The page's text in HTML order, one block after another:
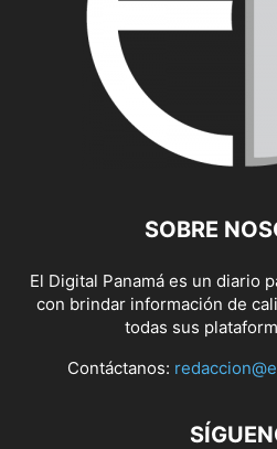
SOBRE
El Digital Panamá es un diario
con brindar información de
todas sus
Contáctanos: